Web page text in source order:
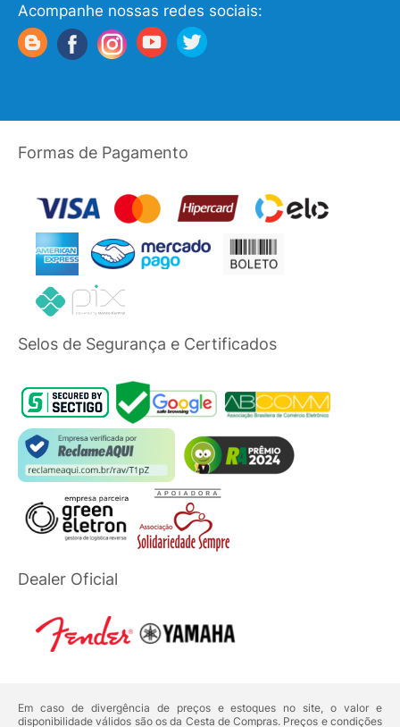
Acompanhe nossas redes sociais:
Formas de Pagamento
Selos de Segurança e Certificados
Dealer Oficial
Em caso de divergência de preços e estoques no site, o valor e
disponibilidade válidos são os da Cesta de Compras. Preços e condições